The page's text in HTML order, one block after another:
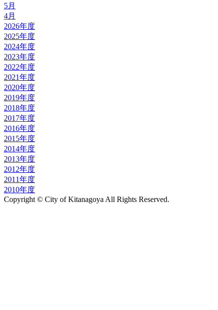
5月
4月
2026年度
2025年度
2024年度
2023年度
2022年度
2021年度
2020年度
2019年度
2018年度
2017年度
2016年度
2015年度
2014年度
2013年度
2012年度
2011年度
2010年度
Copyright © City of Kitanagoya All Rights Reserved.